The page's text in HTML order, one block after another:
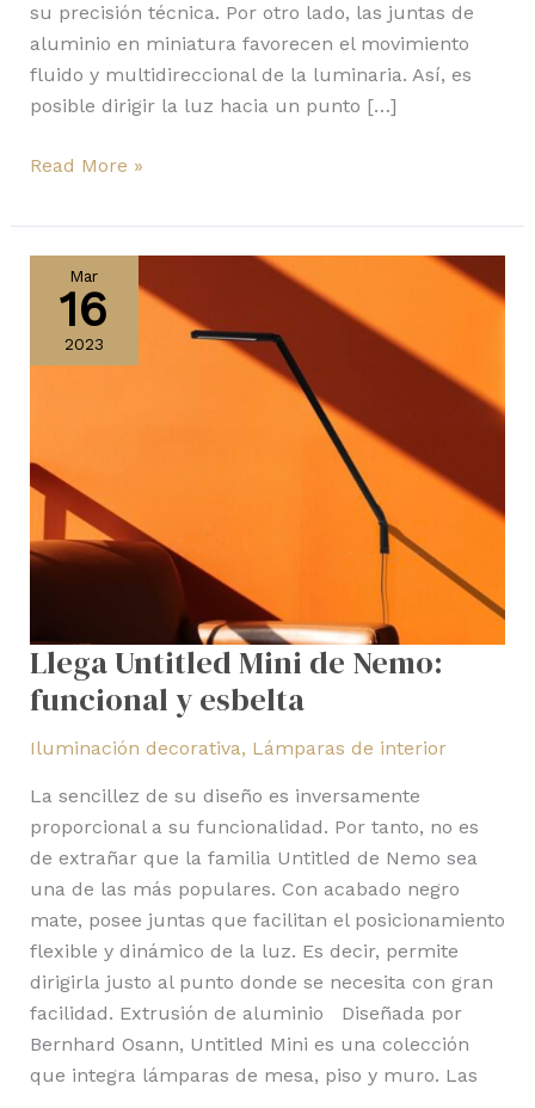
su precisión técnica. Por otro lado, las juntas de
aluminio en miniatura favorecen el movimiento
fluido y multidireccional de la luminaria. Así, es
posible dirigir la luz hacia un punto […]
Read More »
Mar
16
2023
Llega Untitled Mini de Nemo:
funcional y esbelta
Iluminación decorativa, Lámparas de interior
La sencillez de su diseño es inversamente
proporcional a su funcionalidad. Por tanto, no es
de extrañar que la familia Untitled de Nemo sea
una de las más populares. Con acabado negro
mate, posee juntas que facilitan el posicionamiento
flexible y dinámico de la luz. Es decir, permite
dirigirla justo al punto donde se necesita con gran
facilidad. Extrusión de aluminio Diseñada por
Bernhard Osann, Untitled Mini es una colección
que integra lámparas de mesa, piso y muro. Las
Untitled
Mini
Nemo:
esbelta